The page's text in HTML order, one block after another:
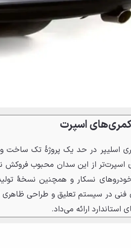
اسپرت
اسلیپر در حد یک پروژهٔ تک ساخت
از این سدان محبوب فروکش
فنی در سیستم تعلیق و طراحی ظاهری
استاندارد ارائه می‌داد.